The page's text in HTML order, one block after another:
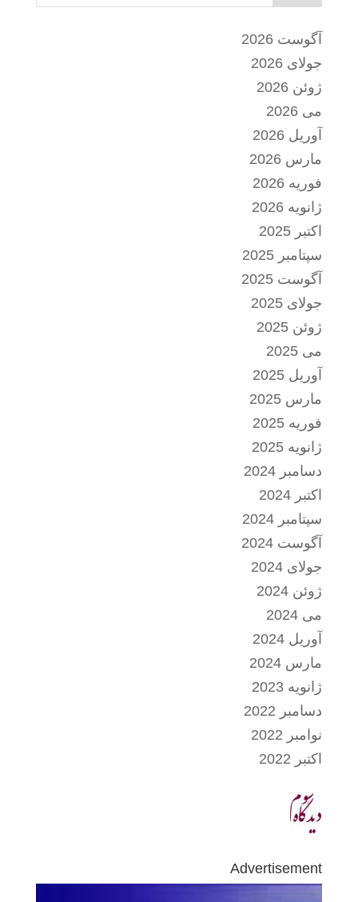
آگوست 2026
جولای 2026
ژوئن 2026
می 2026
آوریل 2026
مارس 2026
فوریه 2026
ژانویه 2026
اکتبر 2025
سپتامبر 2025
آگوست 2025
جولای 2025
ژوئن 2025
می 2025
آوریل 2025
مارس 2025
فوریه 2025
ژانویه 2025
دسامبر 2024
اکتبر 2024
سپتامبر 2024
آگوست 2024
جولای 2024
ژوئن 2024
می 2024
آوریل 2024
مارس 2024
ژانویه 2023
دسامبر 2022
نوامبر 2022
اکتبر 2022
Advertisement